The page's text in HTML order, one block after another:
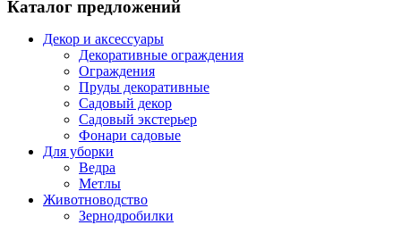
Каталог предложений
Декор и аксессуары
Декоративные ограждения
Ограждения
Пруды декоративные
Садовый декор
Садовый экстерьер
Фонари садовые
Для уборки
Ведра
Метлы
Животноводство
Зернодробилки